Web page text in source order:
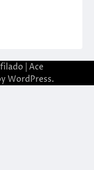
| Ace
WordPress.